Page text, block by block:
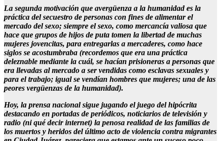
La segunda motivación que avergüenza a la humanidad es la
práctica del secuestro de personas con fines de alimentar el
mercado del sexo; siempre el sexo, como mercancía valiosa que
hace que grupos de hijos de puta tomen la libertad de muchas
mujeres jovencitas, para entregarlas a mercaderes, como hace
siglos se acostumbraba (recordemos que era una práctica
deleznable mediante la cuál, se hacían prisioneras a personas que
era llevadas al mercado a ser vendidas como esclavas sexuales y
para el trabajo; igual se vendían hombres que mujeres; una de las
peores vergüenzas de la humanidad).
Hoy, la prensa nacional sigue jugando el juego del hipócrita
destacando en portadas de periódicos, noticiarios de televisión y
radio (ni qué decir internet) la penosa realidad de las familias de
los muertos y heridos del último acto de violencia contra migrantes